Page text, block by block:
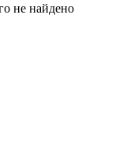
не найдено